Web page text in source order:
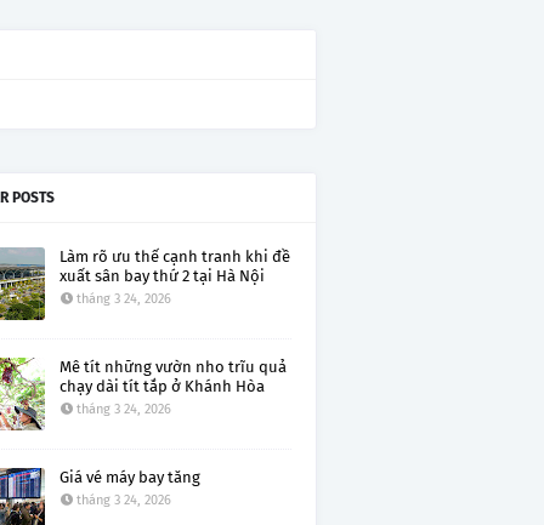
POSTS
Làm rõ ưu thế cạnh tranh khi đề
xuất sân bay thứ 2 tại Hà Nội
tháng 3 24, 2026
Mê tít những vườn nho trĩu quả
chạy dài tít tắp ở Khánh Hòa
tháng 3 24, 2026
Giá vé máy bay tăng
tháng 3 24, 2026